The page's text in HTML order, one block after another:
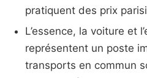
pratiquent des prix
L’essence, la voiture et
représentent un poste
transports en commun